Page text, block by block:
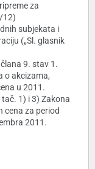
za
12)
subjekata i
(„Sl. glasnik
9. stav 1.
o akcizama,
u 2011.
1) i 3) Zakona
cena za period
2011.